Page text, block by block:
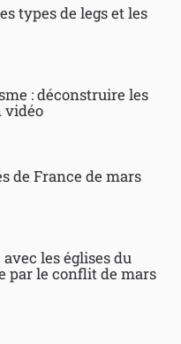
types de legs et les
: déconstruire les
vidéo
de France de mars
les églises du
par le conflit de mars